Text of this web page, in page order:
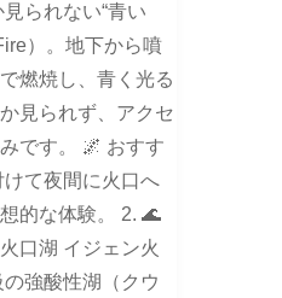
られない“青い
）。地下から噴
燃焼し、青く光る
見られず、アクセ
です。 🌌 おすす
て夜間に火口へ
的な体験。 2. 🌊
口湖 イジェン火
強酸性湖（クウ